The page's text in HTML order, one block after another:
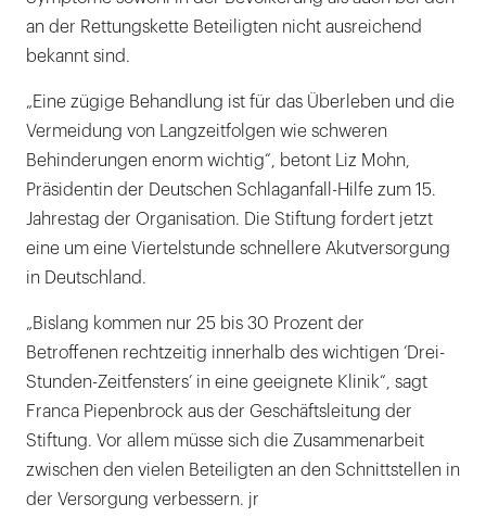
an der Rettungskette Beteiligten nicht ausreichend
bekannt sind.
„Eine zügige Behandlung ist für das Überleben und die
Vermeidung von Langzeitfolgen wie schweren
Behinderungen enorm wichtig“, betont Liz Mohn,
Präsidentin der Deutschen Schlaganfall-Hilfe zum 15.
Jahrestag der Organisation. Die Stiftung fordert jetzt
eine um eine Viertelstunde schnellere Akutversorgung
in Deutschland.
„Bislang kommen nur 25 bis 30 Prozent der
Betroffenen rechtzeitig innerhalb des wichtigen ‘Drei-
Stunden-Zeitfensters’ in eine geeignete Klinik“, sagt
Franca Piepenbrock aus der Geschäftsleitung der
Stiftung. Vor allem müsse sich die Zusammenarbeit
zwischen den vielen Beteiligten an den Schnittstellen in
der Versorgung verbessern. jr